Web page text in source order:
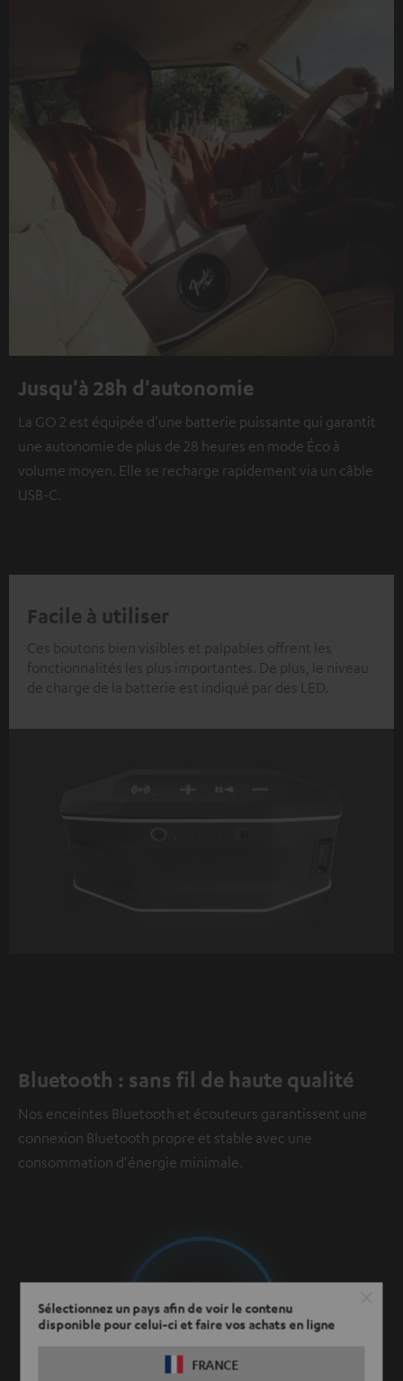
Sélectionnez un pays afin de voir le contenu
disponible pour celui-ci et faire vos achats en ligne
FRANCE
Jusqu'à 28h d'autonomie
La GO 2 est équipée d'une batterie puissante qui garantit
une autonomie de plus de 28 heures en mode Éco à
volume moyen. Elle se recharge rapidement via un câble
USB-C.
Facile à utiliser
Ces boutons bien visibles et palpables offrent les
fonctionnalités les plus importantes. De plus, le niveau
de charge de la batterie est indiqué par des LED.
Bluetooth : sans fil de haute qualité
Nos enceintes Bluetooth et écouteurs garantissent une
connexion Bluetooth propre et stable avec une
consommation d'énergie minimale.